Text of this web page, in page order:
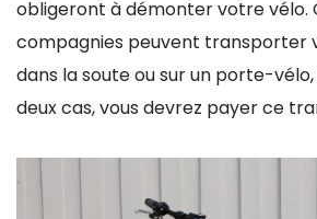
obligeront à démonter votre vélo.
compagnies peuvent transporter
dans la soute ou sur un porte-vélo,
deux cas, vous devrez payer ce